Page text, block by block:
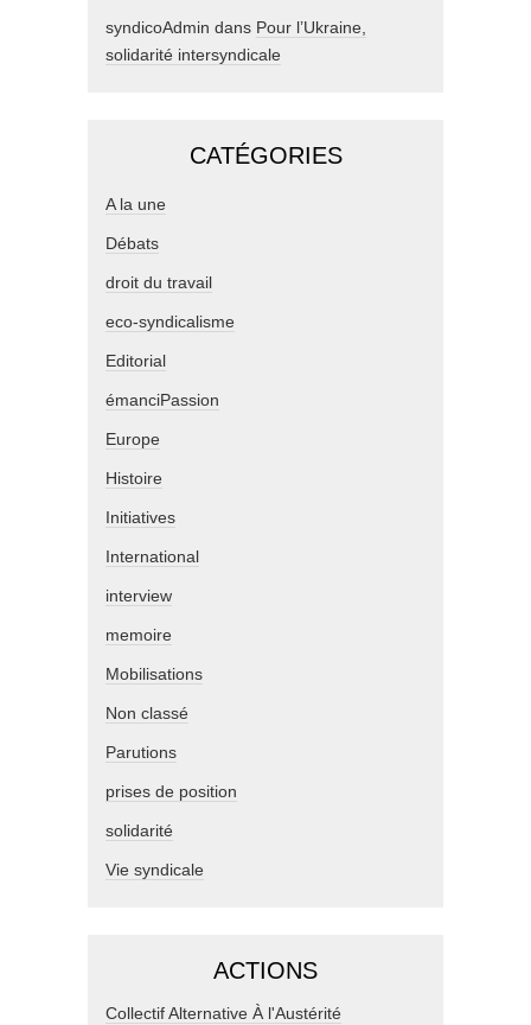
syndicoAdmin dans Pour l’Ukraine,
solidarité intersyndicale
CATÉGORIES
A la une
Débats
droit du travail
eco-syndicalisme
Editorial
émanciPassion
Europe
Histoire
Initiatives
International
interview
memoire
Mobilisations
Non classé
Parutions
prises de position
solidarité
Vie syndicale
ACTIONS
Collectif Alternative À l'Austérité